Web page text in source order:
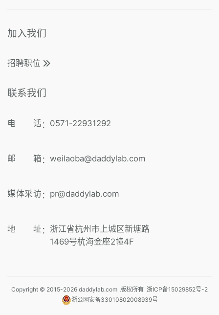
加入我们
招聘职位
联系我们
电 话 ： 0571-22931292
邮 箱 ： weilaoba@daddylab.com
媒体采访 ： pr@daddylab.com
地 址 ： 浙江省杭州市上城区新塘路
1469号杭海金座2幢4F
Copyright © 2015-2026 daddylab.com 版权所有 浙ICP备15029852号-2
浙公网安备33010802008939号